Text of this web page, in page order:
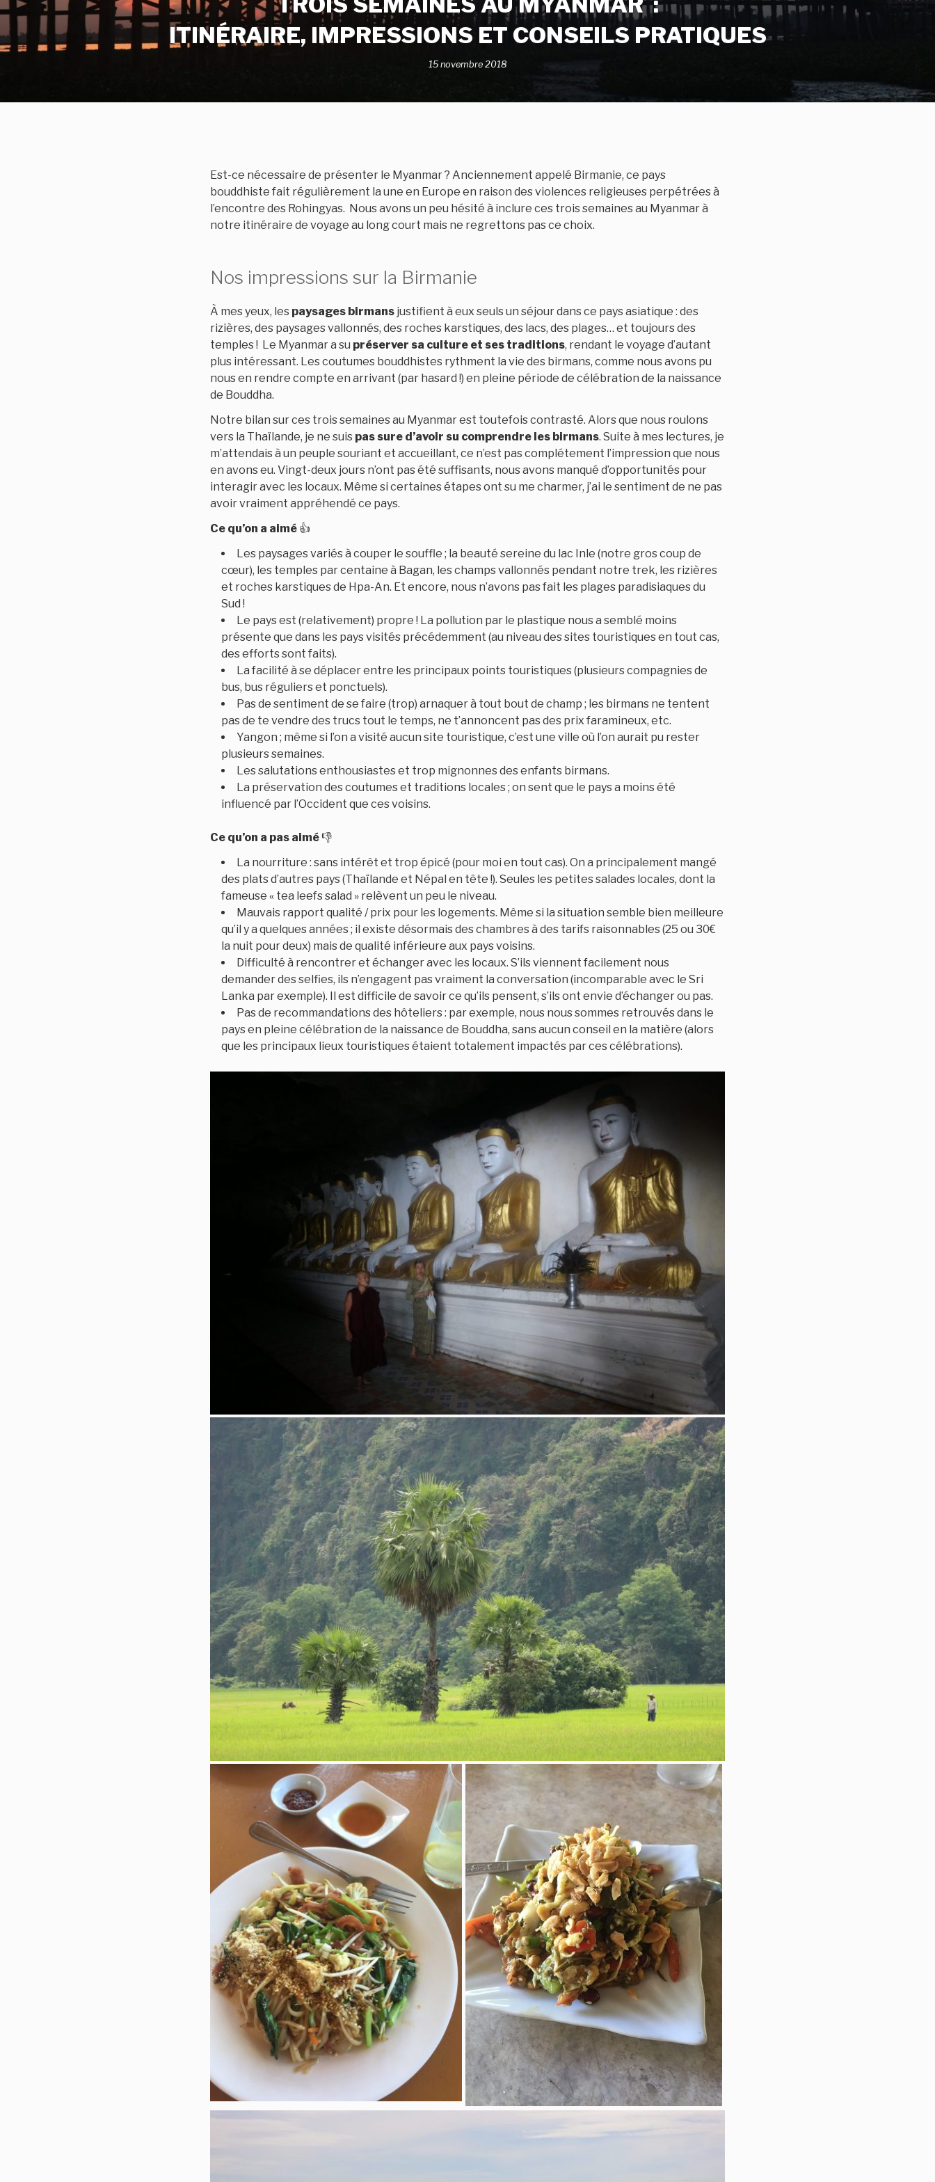
ITINÉRAIRE, IMPRESSIONS ET CONSEILS PRATIQUES
15 novembre 2018
Est-ce nécessaire de présenter le Myanmar ? Anciennement appelé Birmanie, ce pays
bouddhiste fait régulièrement la une en Europe en raison des violences religieuses perpétrées à
l’encontre des Rohingyas. Nous avons un peu hésité à inclure ces trois semaines au Myanmar à
notre itinéraire de voyage au long court mais ne regrettons pas ce choix.
Nos impressions sur la Birmanie
À mes yeux, les paysages birmans justifient à eux seuls un séjour dans ce pays asiatique : des
rizières, des paysages vallonnés, des roches karstiques, des lacs, des plages… et toujours des
temples ! Le Myanmar a su préserver sa culture et ses traditions, rendant le voyage d’autant
plus intéressant. Les coutumes bouddhistes rythment la vie des birmans, comme nous avons pu
nous en rendre compte en arrivant (par hasard !) en pleine période de célébration de la naissance
de Bouddha.
Notre bilan sur ces trois semaines au Myanmar est toutefois contrasté. Alors que nous roulons
vers la Thaïlande, je ne suis pas sure d’avoir su comprendre les birmans. Suite à mes lectures, je
m’attendais à un peuple souriant et accueillant, ce n’est pas complétement l’impression que nous
en avons eu. Vingt-deux jours n’ont pas été suffisants, nous avons manqué d’opportunités pour
interagir avec les locaux. Même si certaines étapes ont su me charmer, j’ai le sentiment de ne pas
avoir vraiment appréhendé ce pays.
Ce qu’on a aimé 👍
Les paysages variés à couper le souffle ; la beauté sereine du lac Inle (notre gros coup de
cœur), les temples par centaine à Bagan, les champs vallonnés pendant notre trek, les rizières
et roches karstiques de Hpa-An. Et encore, nous n’avons pas fait les plages paradisiaques du
Sud !
Le pays est (relativement) propre ! La pollution par le plastique nous a semblé moins
présente que dans les pays visités précédemment (au niveau des sites touristiques en tout cas,
des efforts sont faits).
La facilité à se déplacer entre les principaux points touristiques (plusieurs compagnies de
bus, bus réguliers et ponctuels).
Pas de sentiment de se faire (trop) arnaquer à tout bout de champ ; les birmans ne tentent
pas de te vendre des trucs tout le temps, ne t’annoncent pas des prix faramineux, etc.
Yangon ; même si l’on a visité aucun site touristique, c’est une ville où l’on aurait pu rester
plusieurs semaines.
Les salutations enthousiastes et trop mignonnes des enfants birmans.
La préservation des coutumes et traditions locales ; on sent que le pays a moins été
influencé par l’Occident que ces voisins.
Ce qu’on a pas aimé👎
La nourriture : sans intérêt et trop épicé (pour moi en tout cas). On a principalement mangé
des plats d’autres pays (Thaïlande et Népal en tête !). Seules les petites salades locales, dont la
fameuse « tea leefs salad » relèvent un peu le niveau.
Mauvais rapport qualité / prix pour les logements. Même si la situation semble bien meilleure
qu’il y a quelques années ; il existe désormais des chambres à des tarifs raisonnables (25 ou 30€
la nuit pour deux) mais de qualité inférieure aux pays voisins.
Difficulté à rencontrer et échanger avec les locaux. S’ils viennent facilement nous
demander des selfies, ils n’engagent pas vraiment la conversation (incomparable avec le Sri
Lanka par exemple). Il est difficile de savoir ce qu’ils pensent, s’ils ont envie d’échanger ou pas.
Pas de recommandations des hôteliers : par exemple, nous nous sommes retrouvés dans le
pays en pleine célébration de la naissance de Bouddha, sans aucun conseil en la matière (alors
que les principaux lieux touristiques étaient totalement impactés par ces célébrations).